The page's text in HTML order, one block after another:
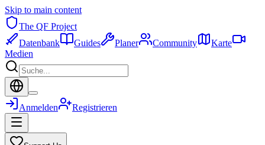
Skip to main content
The QF Project
Datenbank
Guides Planer Community
Karte
Medien
Anmelden Registrieren